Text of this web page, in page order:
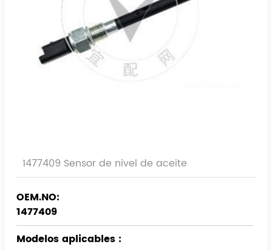
1477409 Sensor de nivel de aceite
OEM.NO:
1477409
Modelos aplicables :